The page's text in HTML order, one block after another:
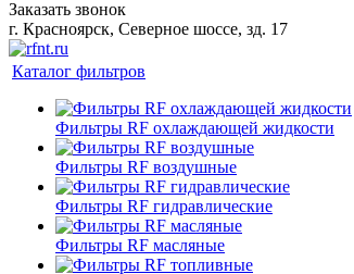
Заказать звонок
г. Красноярск, Северное шоссе, зд. 17
Каталог фильтров
Фильтры RF охлаждающей жидкости
Фильтры RF воздушные
Фильтры RF гидравлические
Фильтры RF масляные